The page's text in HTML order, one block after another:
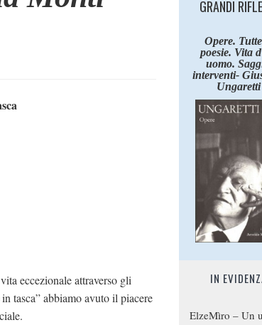
eccezionale attraverso gli
tasca” abbiamo avuto il piacere
GRANDI
Opere.
poesie. Vita
uomo.
interventi-
Ungaretti
IN
ElzeMìro – Un